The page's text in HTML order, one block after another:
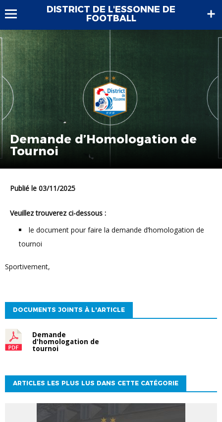
DISTRICT DE L'ESSONNE DE
FOOTBALL
Demande d’Homologation de
Tournoi
Publié le 03/11/2025
Veuillez trouverez ci-dessous :
le document pour faire la demande d’homologation de
tournoi
Sportivement,
DOCUMENTS JOINTS À L'ARTICLE
Demande
d'homologation de
tournoi
ARTICLES LES PLUS LUS DANS CETTE CATÉGORIE